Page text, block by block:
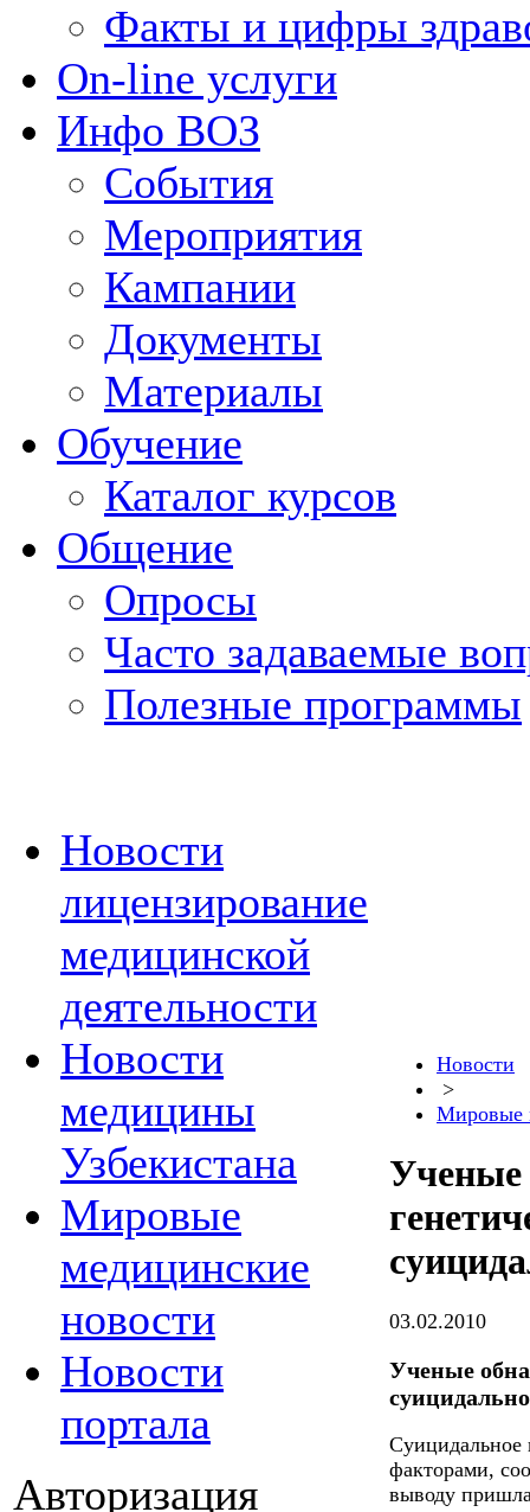
Факты и цифры
On-line услуги
Инфо ВОЗ
События
Мероприятия
Кампании
Документы
Материалы
Обучение
Каталог курсов
Общение
Опросы
Часто задаваемые
Полезные программы
Новости
лицензирование
медицинской
деятельности
Новости
медицины
Узбекистана
Мировые
медицинские
новости
Новости
портала
Авторизация
Новости
>
Мировые
Ученые
03.02.2010
Ученые
Суицидальное
факторами,
выводу пришла